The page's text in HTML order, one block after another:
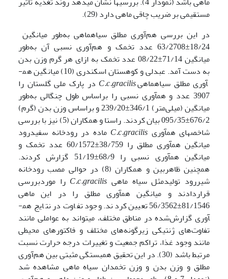
مستقیمی بر ضریب چاقی ماهی دارد (29).
در این بررسی هم‌آوری مطلق سیاه­ماهی به‌طور میانگین
18/24±63/2708 عدد تخمک و هم‌آوری نسبی آن به‌طور
میانگین 71/14±08/22 عدد تخمک به ازای هر گرم وزن بدن
به دست آمد. عبدلی و کوهستان اسکندری (10) میانگین هم­
آوری مطلق سیاه­ماهی
C.c.gracilis
در پارک ملی گلستان را
3907 عدد و هم­آوری نسبی را براساس طول چنگالی به‌طور
میانگین (میلی‌متر) 346/1±239/20 و براساس وزن بدن (گرم)
676/2±095/35 بیان کردند. راستا و همکاران (5) نیز با بررسی
شاخص­های هم­آوری C.c.gracilis ماده در رودخانه سفیدرود
میانگین هم­آوری مطلق را 38/759±60/1572 عدد تخمک و
میانگین هم­آوری نسبی را 68/9±51/19 گزارش کردند.
همچنین ظاهربین و همکاران (8) در حوالی مصب رودخانه
شیررود تولیدمثل سیاه ماهی C.c.gracilis را موردبررسی
قراردادند و میانگین هم­آوری مطلق را در این ماهی
81/1546±56/3562 تعیین کردند. وجود تفاوت در نتایج هم­
آوری گزارش‌شده در مناطق مختلف، می­تواند به عواملی مانند
تفاوت‌های ژنتیکی زیرگونه‌های مختلف و فاکتورهای محیطی
مانند وجود غذا، تراکم جمعیت و تغییرات درجه حرارت نسبت
مرتبط باشد (30). در این تحقیق همبستگی مثبتی بین هم‌آوری
مطلق و وزن بدن و وزن تخمدان سیاه ماهی مشاهده شد